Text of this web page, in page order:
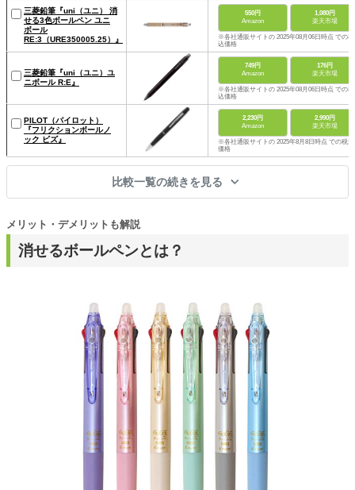
三菱鉛筆『uni（ユニ） 消
せる3色ボールペン ユニ
ボール
RE:3（URE350005.25）』
550円
Amazon
1,080円
楽天市場
※各社通販サイトの 2025年08月06日時点 での税
込価格
三菱鉛筆『uni（ユニ）ユ
ニボール R:E』
749円
Amazon
176円
楽天市場
※各社通販サイトの 2025年08月06日時点 での税
込価格
PILOT（パイロット）
『フリクションボールノ
ック ビズ』
2,230円
Amazon
2,990円
楽天市場
※各社通販サイトの 2025年8月8日時点 での税込
価格
比較一覧の続きを見る
消せるボールペンとは？
メリット・デメリットも解説